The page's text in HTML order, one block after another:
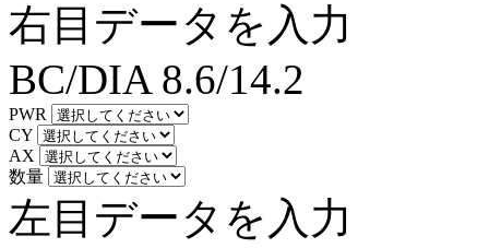
右目データを入力
BC/DIA 8.6/14.2
PWR
CY
AX
数量
左目データを入力